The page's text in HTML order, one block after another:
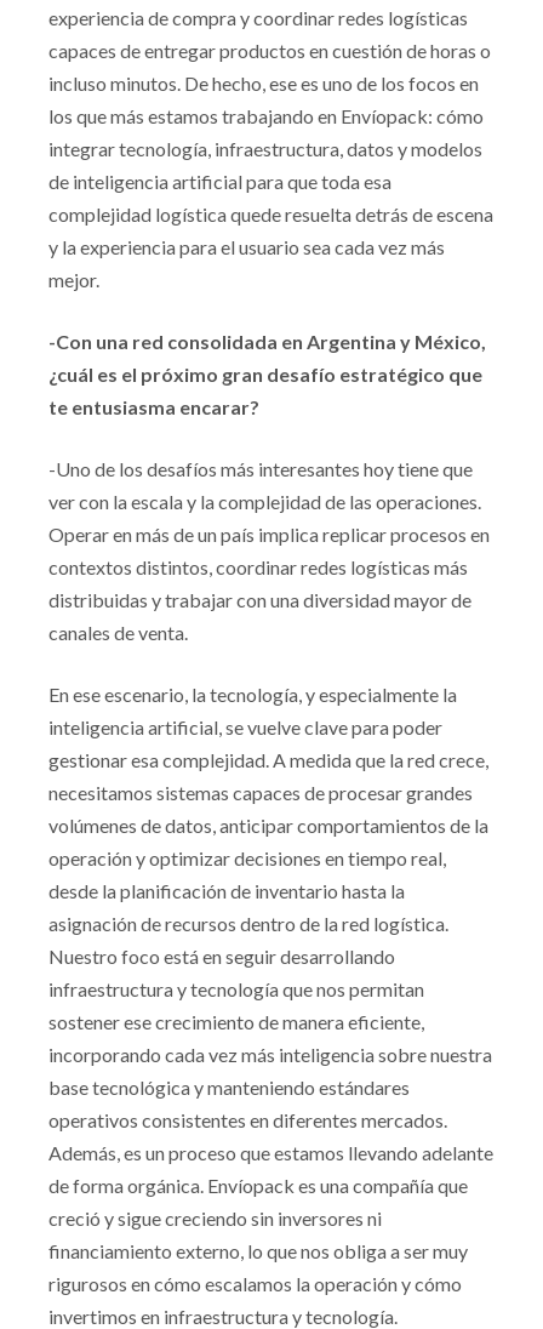
experiencia de compra y coordinar redes logísticas
capaces de entregar productos en cuestión de horas o
incluso minutos. De hecho, ese es uno de los focos en
los que más estamos trabajando en Envíopack: cómo
integrar tecnología, infraestructura, datos y modelos
de inteligencia artificial para que toda esa
complejidad logística quede resuelta detrás de escena
y la experiencia para el usuario sea cada vez más
mejor.
-Con una red consolidada en Argentina y México,
¿cuál es el próximo gran desafío estratégico que
te entusiasma encarar?
-Uno de los desafíos más interesantes hoy tiene que
ver con la escala y la complejidad de las operaciones.
Operar en más de un país implica replicar procesos en
contextos distintos, coordinar redes logísticas más
distribuidas y trabajar con una diversidad mayor de
canales de venta.
En ese escenario, la tecnología, y especialmente la
inteligencia artificial, se vuelve clave para poder
gestionar esa complejidad. A medida que la red crece,
necesitamos sistemas capaces de procesar grandes
volúmenes de datos, anticipar comportamientos de la
operación y optimizar decisiones en tiempo real,
desde la planificación de inventario hasta la
asignación de recursos dentro de la red logística.
Nuestro foco está en seguir desarrollando
infraestructura y tecnología que nos permitan
sostener ese crecimiento de manera eficiente,
incorporando cada vez más inteligencia sobre nuestra
base tecnológica y manteniendo estándares
operativos consistentes en diferentes mercados.
Además, es un proceso que estamos llevando adelante
de forma orgánica. Envíopack es una compañía que
creció y sigue creciendo sin inversores ni
financiamiento externo, lo que nos obliga a ser muy
rigurosos en cómo escalamos la operación y cómo
invertimos en infraestructura y tecnología.